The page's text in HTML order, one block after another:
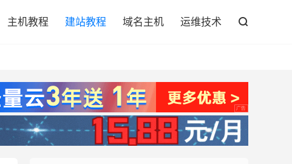
主机教程 建站教程 域名主机 运维技术 